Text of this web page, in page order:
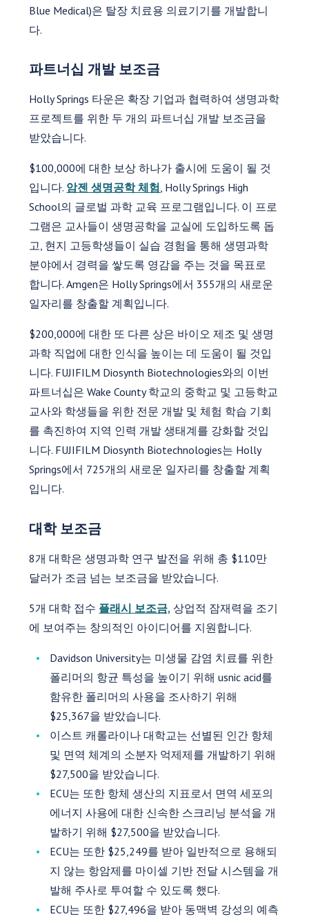
Blue Medical)은 탈장 치료용 의료기기를 개발합니
다.
파트너십 개발 보조금
Holly Springs 타운은 확장 기업과 협력하여 생명과학
프로젝트를 위한 두 개의 파트너십 개발 보조금을
받았습니다.
$100,000에 대한 보상 하나가 출시에 도움이 될 것
입니다. 암젠 생명공학 체험, Holly Springs High
School의 글로벌 과학 교육 프로그램입니다. 이 프로
그램은 교사들이 생명공학을 교실에 도입하도록 돕
고, 현지 고등학생들이 실습 경험을 통해 생명과학
분야에서 경력을 쌓도록 영감을 주는 것을 목표로
합니다. Amgen은 Holly Springs에서 355개의 새로운
일자리를 창출할 계획입니다.
$200,000에 대한 또 다른 상은 바이오 제조 및 생명
과학 직업에 대한 인식을 높이는 데 도움이 될 것입
니다. FUJIFILM Diosynth Biotechnologies와의 이번
파트너십은 Wake County 학교의 중학교 및 고등학교
교사와 학생들을 위한 전문 개발 및 체험 학습 기회
를 촉진하여 지역 인력 개발 생태계를 강화할 것입
니다. FUJIFILM Diosynth Biotechnologies는 Holly
Springs에서 725개의 새로운 일자리를 창출할 계획
입니다.
대학 보조금
8개 대학은 생명과학 연구 발전을 위해 총 $110만
달러가 조금 넘는 보조금을 받았습니다.
5개 대학 접수 플래시 보조금, 상업적 잠재력을 조기
에 보여주는 창의적인 아이디어를 지원합니다.
Davidson University는 미생물 감염 치료를 위한
폴리머의 항균 특성을 높이기 위해 usnic acid를
함유한 폴리머의 사용을 조사하기 위해
$25,367을 받았습니다.
이스트 캐롤라이나 대학교는 선별된 인간 항체
및 면역 체계의 소분자 억제제를 개발하기 위해
$27,500을 받았습니다.
ECU는 또한 항체 생산의 지표로서 면역 세포의
에너지 사용에 대한 신속한 스크리닝 분석을 개
발하기 위해 $27,500을 받았습니다.
ECU는 또한 $25,249를 받아 일반적으로 용해되
지 않는 항암제를 마이셀 기반 전달 시스템을 개
발해 주사로 투여할 수 있도록 했다.
ECU는 또한 $27,496을 받아 동맥벽 강성의 예측